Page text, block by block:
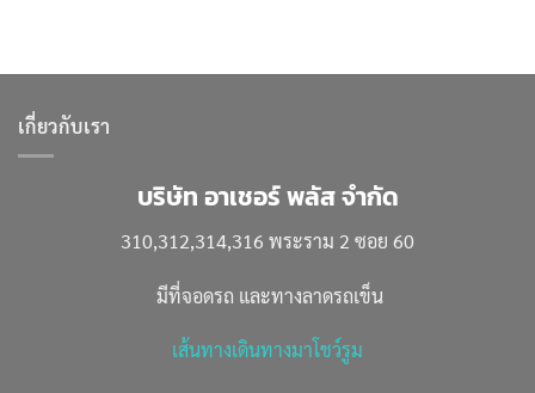
เกี่ยวกับเรา
บริษัท อาเชอร์ พลัส จำกัด
310,312,314,316 พระราม 2 ซอย 60
มีที่จอดรถ และทางลาดรถเข็น
เส้นทางเดินทางมาโชว์รูม